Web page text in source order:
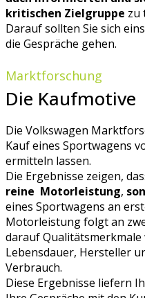
kritischen Zielgruppe zu
Darauf sollten Sie sich
die Gespräche gehen.
Marktforschung
Die Kaufmotive
Die Volkswagen
Kauf eines Sportwagens
ermitteln lassen.
Die Ergebnisse zeigen,
reine Motorleistung,
eines Sportwagens an
Motorleistung folgt an
darauf
Lebensdauer, Hersteller
Verbrauch.
Diese Ergebnisse liefern